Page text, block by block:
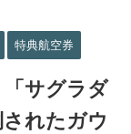
特典航空券
サグラダ
れたガウ